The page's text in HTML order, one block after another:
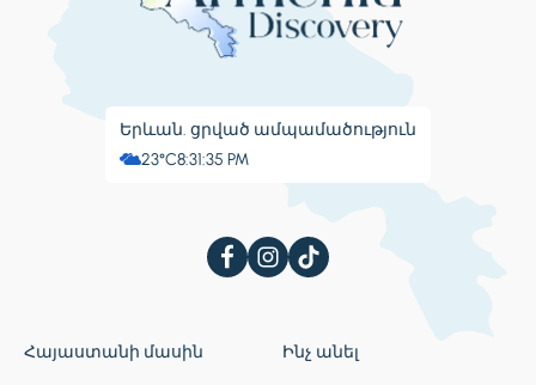
Երևան. ցրված ամպամածություն
23°C8:31:35 PM
Հայաստանի մասին Ինչ անել